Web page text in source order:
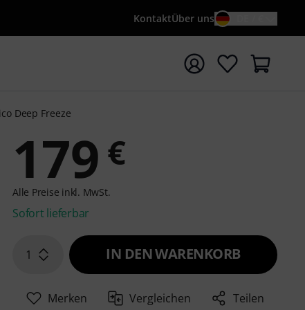
KontaktÜber uns
mit Suchwort {searchTerm} starten
Deep Freeze
179 €
Alle Preise inkl. MwSt.
Sofort lieferbar
1 IN DEN WARENKORB
Merken Vergleichen Teilen